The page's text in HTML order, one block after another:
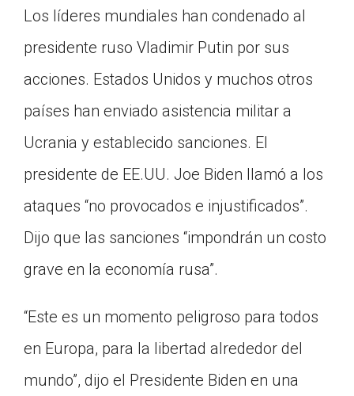
Los líderes mundiales han condenado al
presidente ruso Vladimir Putin por sus
acciones. Estados Unidos y muchos otros
países han enviado asistencia militar a
Ucrania y establecido sanciones. El
presidente de EE.UU. Joe Biden llamó a los
ataques “no provocados e injustificados”.
Dijo que las sanciones “impondrán un costo
grave en la economía rusa”.
“Este es un momento peligroso para todos
en Europa, para la libertad alrededor del
mundo”, dijo el Presidente Biden en una